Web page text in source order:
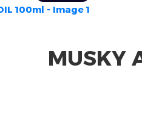
MUSKY